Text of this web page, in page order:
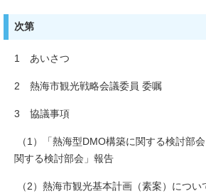
次第
1 あいさつ
2 熱海市観光戦略会議委員 委嘱
3 協議事項
（1）「熱海型DMO構築に関する検討部
関する検討部会」報告
（2）熱海市観光基本計画（素案）につい